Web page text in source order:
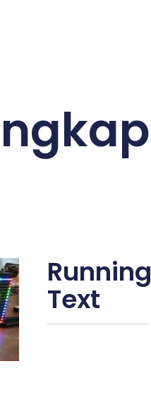
Running
Text